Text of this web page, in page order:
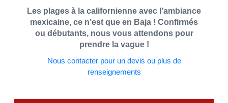
Les plages à la californienne avec l’ambiance
mexicaine, ce n’est que en Baja ! Confirmés
ou débutants, nous vous attendons pour
prendre la vague !
Nous contacter pour un devis ou plus de
renseignements